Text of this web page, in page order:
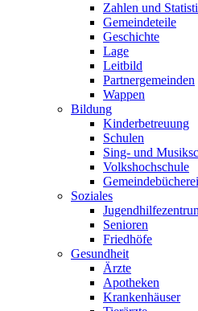
Zahlen und
Gemeindeteile
Geschichte
Lage
Leitbild
Partnergemeinden
Wappen
Bildung
Kinderbetreuung
Schulen
Sing- und
Volkshochschule
Gemeindebücherei
Soziales
Senioren
Friedhöfe
Gesundheit
Ärzte
Apotheken
Krankenhäuser